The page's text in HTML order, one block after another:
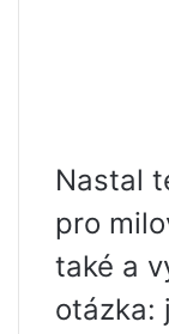
Nastal
pro
také a
otázka: